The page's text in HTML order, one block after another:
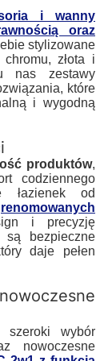
i wanny
oraz
stylizowane
złota i
nas zestawy
które
i wygodną
produktów,
codziennego
łazienek od
renomowanych
i precyzję
bezpieczne
daje pełen
wybór
nowoczesne